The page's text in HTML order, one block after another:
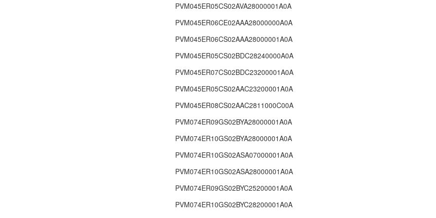
PVM045ER05CS02AVA28000001A0A
PVM045ER06CE02AAA28000000A0A
PVM045ER06CS02AAA28000001A0A
PVM045ER05CS02BDC28240000A0A
PVM045ER07CS02BDC23200001A0A
PVM045ER05CS02AAC23200001A0A
PVM045ER08CS02AAC2811000C00A
PVM074ER09GS02BYA28000001A0A
PVM074ER10GS02BYA28000001A0A
PVM074ER10GS02ASA07000001A0A
PVM074ER10GS02ASA28000001A0A
PVM074ER09GS02BYC25200001A0A
PVM074ER10GS02BYC28200001A0A